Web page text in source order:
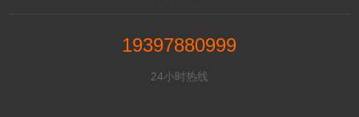
19397880999
24小时热线